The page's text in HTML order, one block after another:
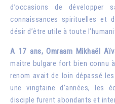
d’occasions de développer
connaissances spirituelles et
désir d’être utile à toute
A 17 ans, Omraam Mikhaël
maître bulgare fort bien connu
renom avait de loin dépassé
une vingtaine d’années, les
disciple furent abondants et